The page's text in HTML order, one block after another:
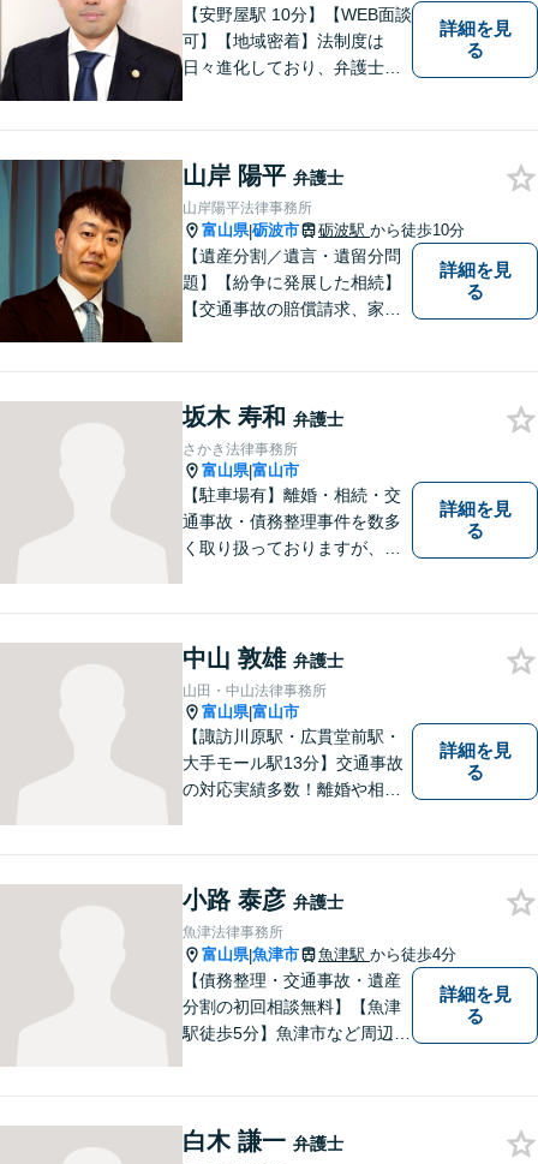
【安野屋駅 10分】【WEB面談
可】【地域密着】法制度は
日々進化しており、弁護士に
の声にしっかり耳を傾ける姿
勢は変わりません。
詳細を見
る
山岸 陽平 弁護士
山岸陽平法律事務所
富山県|砺波市 砺波駅 から徒歩10分
【遺産分割／遺言・遺留分問
題】【紛争に発展した相続】
【交通事故の賠償請求、家族
交渉などの代理人活動を行い
ます。顧問契約先の法律相
談、個人の方の法律相談対応
も。
詳細を見
る
坂木 寿和 弁護士
さかき法律事務所
富山県|富山市
【駐車場有】離婚・相続・交
通事故・債務整理事件を数多
く取り扱っておりますが、そ
というお声をいただけるよう
に、誠実・丁寧を心がけ事件
に取り組んでいきたいと考え
ています。
詳細を見
る
中山 敦雄 弁護士
山田・中山法律事務所
富山県|富山市
【諏訪川原駅・広貫堂前駅・
大手モール駅13分】交通事故
の対応実績多数！離婚や相続
策がないか考えてみません
か？【複数弁護士在籍】
詳細を見
る
小路 泰彦 弁護士
魚津法律事務所
富山県|魚津市 魚津駅 から徒歩4分
【債務整理・交通事故・遺産
分割の初回相談無料】【魚津
駅徒歩5分】魚津市など周辺地
詳細を見
る
白木 謙一 弁護士